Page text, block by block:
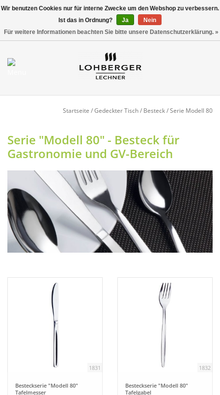
Mein Konto / Kundenkonto
NEU
Buffet
Fingerfood
Aufsteller
Berufsbekleidung
Küche
Startseite /Gedeckter Tisch/ Besteck/Serie Modell 80
Serie "Modell 80" - Besteck für
Gastronomie und GV-Bereich
1831
Besteckserie "Modell 80"
Tafelmesser
1832
Besteckserie "Modell 80"
Tafelgabel
Wir benutzen Cookies nur für interne Zwecke um den Webshop zu verbessern.
Ist das in Ordnung?
Ja
Nein
Für weitere Informationen beachten Sie bitte unsere Datenschutzerklärung. »